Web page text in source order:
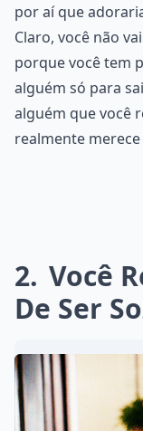
por aí que
Claro, você não
porque você tem
alguém só para
alguém que você
realmente
2 Você
De Ser